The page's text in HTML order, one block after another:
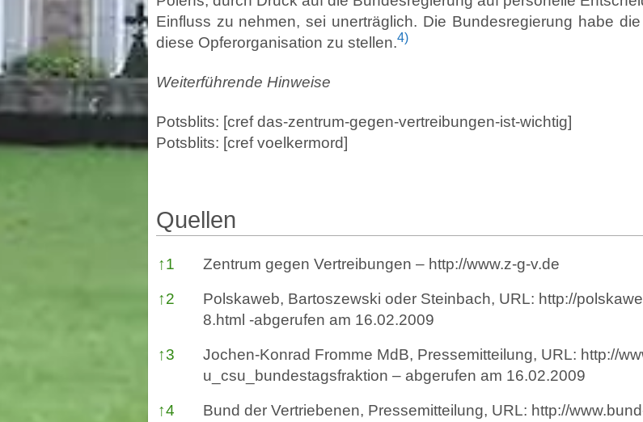
Einfluss zu nehmen, sei unerträglich. Die Bundesregierung habe
diese Opferorganisation zu stellen.4)
Weiterführende Hinweise
Potsblits: [cref das-zentrum-gegen-vertreibungen-ist-wichtig]
Potsblits: [cref voelkermord]
Quellen
Quellen
↑1 Zentrum gegen Vertreibungen – http://www.z-g-v.de
↑2 Polskaweb, Bartoszewski oder Steinbach, URL: http://
8.html -abgerufen am 16.02.2009
↑3 Jochen-Konrad Fromme MdB, Pressemitteilung, URL: http://
u_csu_bundestagsfraktion – abgerufen am 16.02.2009
↑4 Bund der Vertriebenen, Pressemitteilung, URL: http://